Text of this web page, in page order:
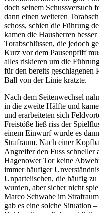
doch seinem Schussversuch
dann einen weiteren
schoss, schien die Führung
kamen die Hausherren
Torabschlüssen, die jedoch
Kurz vor dem Pausenpfiff
alles riskieren um die
für den bereits geschlagenen
Ball von der Linie kratzte.
Nach dem Seitenwechsel
in die zweite Hälfte und
und erarbeiteten sich
Freistöße ließ riss der
einem Einwurf wurde es
Strafraum. Nach einer
Angreifer den Fuss
Hagenower Tor keine
immer häufiger
Unparteiischen, die häufig zu
wurden, aber sicher nicht
Marco Schwabe im
gab es eine solche Situation